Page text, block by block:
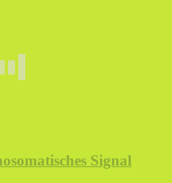
Signal